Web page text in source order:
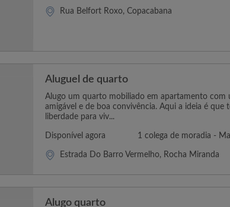
Rua Belfort Roxo, Copacabana
Aluguel de quarto
Alugo um quarto mobiliado em apartamento com
amigável e de boa convivência. Aqui a ideia é que
liberdade para viv...
Disponível agora 1 colega de moradia -
Estrada Do Barro Vermelho, Rocha Miranda
Alugo quarto